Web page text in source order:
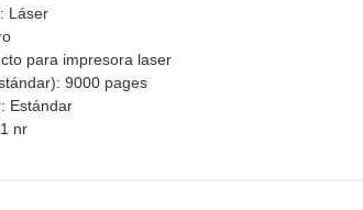
Láser
para impresora laser
9000 pages
Estándar
nr